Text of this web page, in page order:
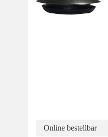
Online bestellbar